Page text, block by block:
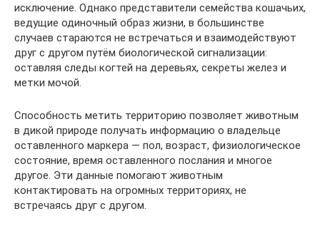
исключение. Однако представители семейства кошачьих,
ведущие одиночный образ жизни, в большинстве
случаев стараются не встречаться и взаимодействуют
друг с другом путём биологической сигнализации:
оставляя следы когтей на деревьях, секреты желез и
метки мочой.
Способность метить территорию позволяет животным
в дикой природе получать информацию о владельце
оставленного маркера — пол, возраст, физиологическое
состояние, время оставленного послания и многое
другое. Эти данные помогают животным
контактировать на огромных территориях, не
встречаясь друг с другом.